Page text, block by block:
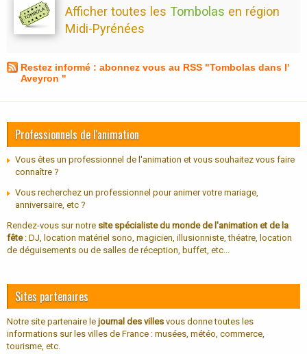
Afficher toutes les Tombolas en région
Midi-Pyrénées
Restez informé : abonnez vous au RSS "Tombolas dans l'
Aveyron "
Professionnels de l'animation
Vous êtes un professionnel de l'animation et vous souhaitez vous faire
connaître ?
Vous recherchez un professionnel pour animer votre mariage,
anniversaire, etc ?
Rendez-vous sur notre site spécialiste du monde de l'animation et de la
fête: DJ, location matériel sono, magicien, illusionniste, théatre, location
de déguisements ou de salles de réception, buffet, etc...
Sites partenaires
Notre site partenaire le journal des villes vous donne toutes les
informations sur les villes de France : musées, météo, commerce,
tourisme, etc.